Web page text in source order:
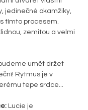
jedinečné okamžiky,
tímto procesem.
zemitou a velmi
umět držet
Rytmus je v
tepe srdce...
Lucie je